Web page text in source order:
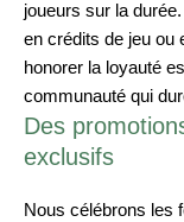
joueurs sur la
en crédits de jeu ou
honorer la loyauté
communauté qui
Des
exclusifs
Nous célébrons les